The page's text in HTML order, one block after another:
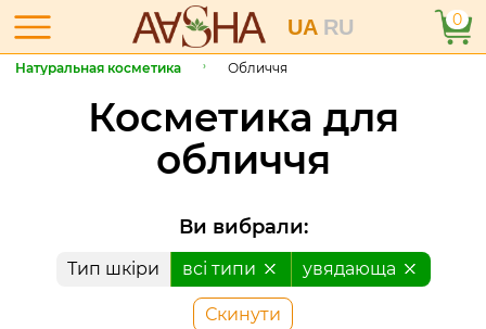
UA RU 0
Натуральная косметика Обличчя
Косметика для
обличчя
Ви вибрали:
Тип шкіри всі типи увядающа
Скинути